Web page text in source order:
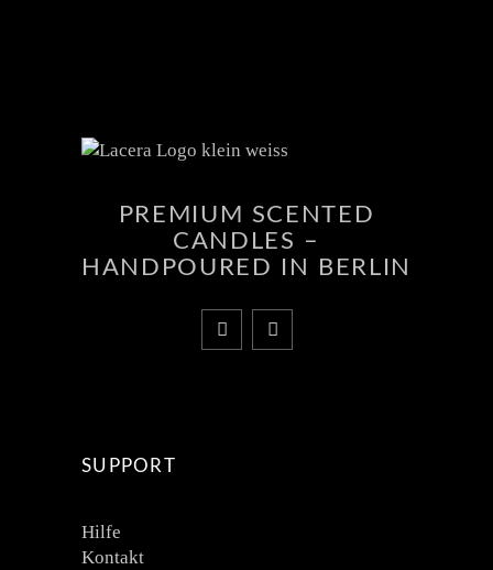
PREMIUM SCENTED
CANDLES –
HANDPOURED IN BERLIN
SUPPORT
Hilfe
Kontakt